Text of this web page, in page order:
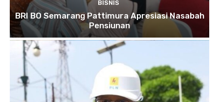
BISNIS
BRI BO Semarang Pattimura Apresiasi Nasabah
Pensiunan